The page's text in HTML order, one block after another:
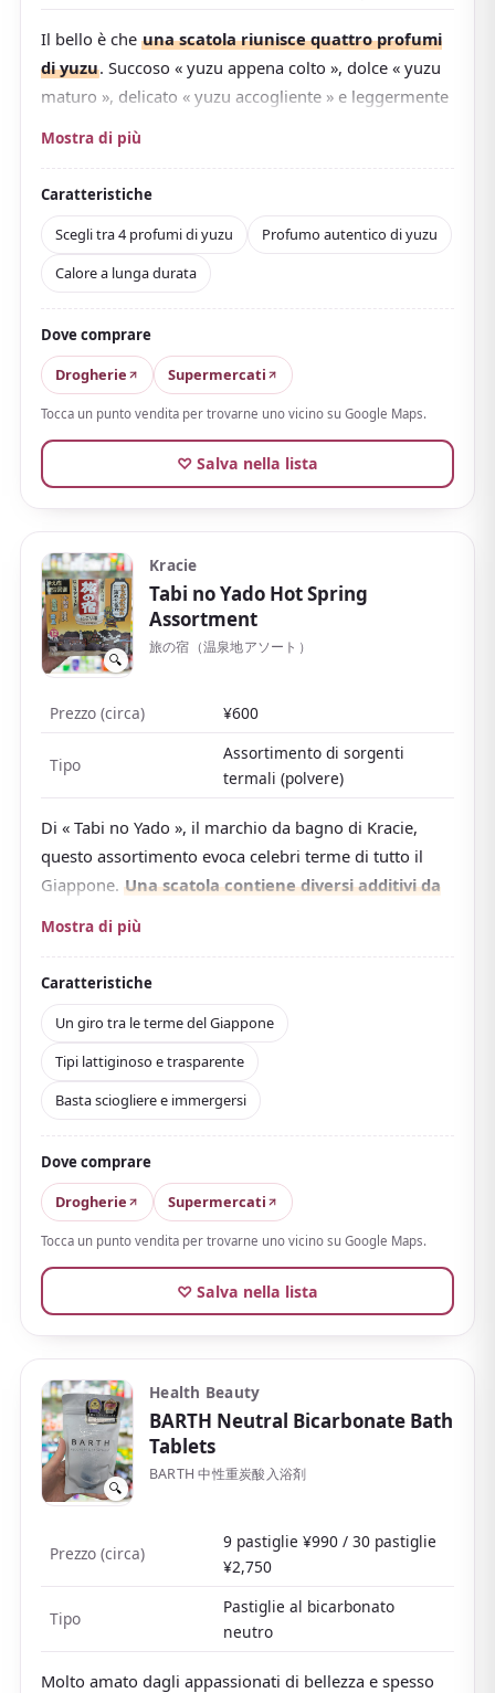
Il bello è che una scatola riunisce quattro profumi
di yuzu. Succoso « yuzu appena colto », dolce « yuzu
maturo », delicato « yuzu accogliente » e leggermente
La fragranza usa
coltivato nella prefettura di Tokushimaper un
aroma di yuzu autentico. Anidride carbonica e
componenti termali potenziano l'effetto riscaldante e
ti scaldano dall'interno; prodotto quasi-farmaceutico
gradito contro stanchezza, spalle rigide e sensibilità al
freddo, con un calore che perdura dopo il bagno.
Contiene anche idratanti derivati da radice di kudzu e
singolarmente, leggera e compatta
giapponese di yuzu la rende ottima come comfort o
E soprattutto, è accessibile in qualsiasi drugstore.
Mostra di più
Caratteristiche
Scegli tra 4 profumi di yuzu
Profumo autentico di yuzu
Calore a lunga durata
Dove comprare
Drogherie
Supermercati
Tocca un punto vendita per trovarne uno vicino su Google Maps.
♡ Salva nella lista
🔍
Kracie
Tabi no Yado Hot Spring
Assortment
旅の宿（温泉地アソート）
Prezzo (circa) ¥600
Tipo
Assortimento di sorgenti
termali (polvere)
Di « Tabi no Yado », il marchio da bagno di Kracie,
questo assortimento evoca celebri terme di tutto il
Giappone. Una scatola contiene diversi additivi da
bagno confezionati singolarmente, ispirati a
celebri città termali
terme » a seconda dell'umore.
Esistonotipi ad acqua lattiginosa e tipi trasparenti
e il bello è assaporare i diversi colori e profumi.
Prodotto quasi-farmaceutico con ingredienti idratanti
e aromatici di origine termale, gradito contro
stanchezza, spalle rigide e sensibilità al freddo.
Ti scalda dall'interno e ti tiene al caldo dopo.
sciogliere la polvere: semplicissimo da usare
Le bustine singole sono leggere e compatte, un modo
Giappone, perfette come souvenir. Accessibile e facile
da continuare a usare, è un classico di sempre.
Mostra di più
Caratteristiche
Un giro tra le terme del Giappone
Tipi lattiginoso e trasparente
Basta sciogliere e immergersi
Dove comprare
Drogherie
Supermercati
Tocca un punto vendita per trovarne uno vicino su Google Maps.
♡ Salva nella lista
🔍
Health Beauty
BARTH Neutral Bicarbonate Bath
Tablets
BARTH 中性重炭酸入浴剤
Prezzo (circa)
9 pastiglie ¥990 / 30 pastiglie
¥2,750
Tipo
Pastiglie al bicarbonato
neutro
Molto amato dagli appassionati di bellezza e spesso